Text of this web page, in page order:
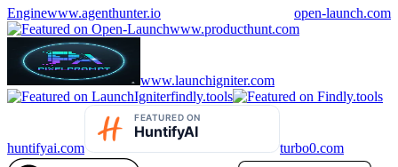
Enginewww.agenthunter.io
open-launch.com
www.producthunt.com
www.launchigniter.com
findly.tools
huntifyai.com turbo0.com